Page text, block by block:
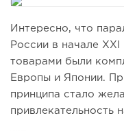
Интересно, что
России в начале
товарами были
Европы и Японии.
принципа стало
привлекательность